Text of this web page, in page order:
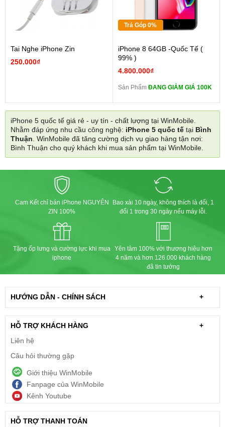
Tai Nghe iPhone Zin
250.000₫
Trả Góp 0%
iPhone 8 64GB -Quốc Tế (
99% )
4.800.000₫
Sản Phẩm ĐANG GIẢM GIÁ 100K
iPhone 5 quốc tế giá rẻ - uy tín - chất lượng tại WinMobile.
Nhằm đáp ứng nhu cầu công nghệ: iPhone 5 quốc tế tại Bình
Thuận. WinMobile đã tăng cường dịch vụ giao hàng tận nơi:
Bình Thuận cho quý khách khi mua sản phẩm tại WinMobile.
Cam Kết chỉ bán iPhone NGUYÊN
ZIN 100%
Bao xài 10 ngày, không thích là đổi, 1
đổi 1 trong 30 ngày nếu máy lỗi.
Tặng ốp lưng và cường lực khi mua
iphone
Yên tâm 100% với thương hiệu hơn
4 năm và hơn 126.000 khách hàng
đã tin tưởng
HƯỚNG DẪN - CHÍNH SÁCH +
HỖ TRỢ KHÁCH HÀNG
+
Liên hệ
Câu hỏi thường gặp
Giới thiệu WinMobile
Fanpage của WinMobile
Kênh Youtube
HỖ TRỢ THANH TOÁN